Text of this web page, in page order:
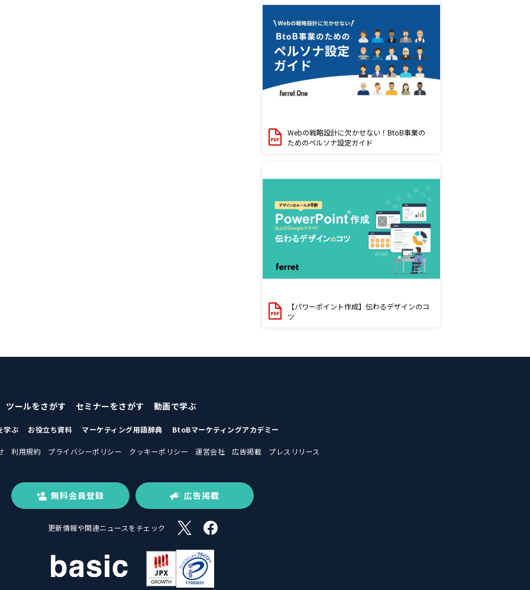
Webの戦略設計に欠かせない！BtoB事業の
ためのペルソナ設定ガイド
【パワーポイント作成】伝わるデザインのコ
ツ
ツールをさがす セミナーをさがす 動画で学ぶ
学ぶ お役立ち資料 マーケティング用語辞典 BtoBマーケティングアカデミー
利用規約 プライバシーポリシー クッキーポリシー 運営会社 広告掲載 プレスリリース
無料会員登録 広告掲載
更新情報や関連ニュースをチェック